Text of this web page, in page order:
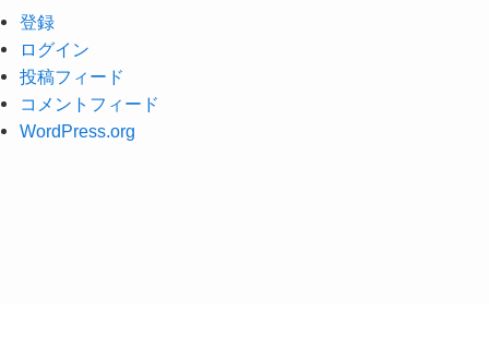
登録
ログイン
投稿フィード
コメントフィード
WordPress.org